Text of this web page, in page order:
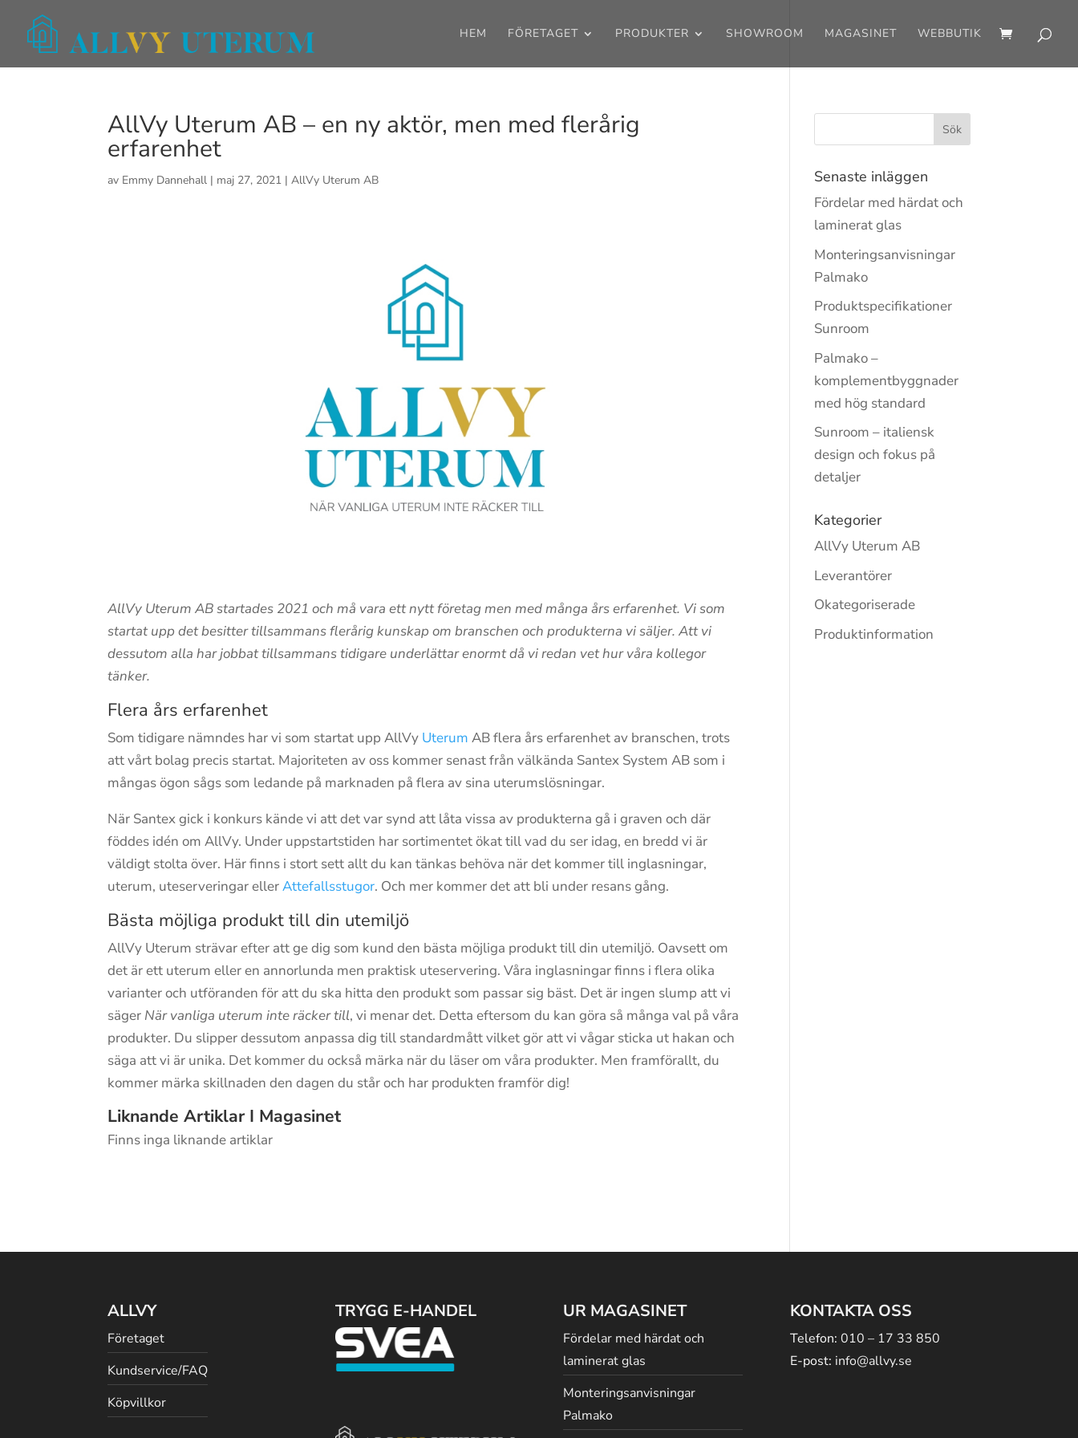
HEM FÖRETAGET PRODUKTER SHOWROOM MAGASINET WEBBUTIK
AllVy Uterum AB – en ny aktör, men med flerårig
erfarenhet
av Emmy Dannehall | maj 27, 2021 |AllVy Uterum AB
AllVy Uterum AB startades 2021 och må vara ett nytt företag men med många års erfarenhet. Vi som
startat upp det besitter tillsammans flerårig kunskap om branschen och produkterna vi säljer. Att vi
dessutom alla har jobbat tillsammans tidigare underlättar enormt då vi redan vet hur våra kollegor
tänker.
Flera års erfarenhet
Som tidigare nämndes har vi som startat upp AllVy UterumAB flera års erfarenhet av branschen, trots
att vårt bolag precis startat. Majoriteten av oss kommer senast från välkända Santex System AB som i
mångas ögon sågs som ledande på marknaden på flera av sina uterumslösningar.
När Santex gick i konkurs kände vi att det var synd att låta vissa av produkterna gå i graven och där
föddes idén om AllVy. Under uppstartstiden har sortimentet ökat till vad du ser idag, en bredd vi är
väldigt stolta över. Här finns i stort sett allt du kan tänkas behöva när det kommer till inglasningar,
uterum, uteserveringar ellerAttefallsstugor. Och mer kommer det att bli under resans gång.
Bästa möjliga produkt till din utemiljö
AllVy Uterum strävar efter att ge dig som kund den bästa möjliga produkt till din utemiljö. Oavsett om
det är ett uterum eller en annorlunda men praktisk uteservering. Våra inglasningar finns i flera olika
varianter och utföranden för att du ska hitta den produkt som passar sig bäst. Det är ingen slump att vi
säger När vanliga uterum inte räcker till, vi menar det. Detta eftersom du kan göra så många val på våra
produkter. Du slipper dessutom anpassa dig till standardmått vilket gör att vi vågar sticka ut hakan och
säga att vi är unika. Det kommer du också märka när du läser om våra produkter. Men framförallt, du
kommer märka skillnaden den dagen du står och har produkten framför dig!
Liknande Artiklar I Magasinet
Finns inga liknande artiklar
Senaste inläggen
Fördelar med härdat och
laminerat glas
Monteringsanvisningar
Palmako
Produktspecifikationer
Sunroom
Palmako –
komplementbyggnader
med hög standard
Sunroom – italiensk
design och fokus på
detaljer
Kategorier
AllVy Uterum AB
Leverantörer
Okategoriserade
Produktinformation
ALLVY
Företaget
Kundservice/FAQ
Köpvillkor
TRYGG E-HANDEL UR MAGASINET
Fördelar med härdat och
laminerat glas
Monteringsanvisningar
Palmako
KONTAKTA OSS
Telefon:010 – 17 33 850
E-post: info@allvy.se